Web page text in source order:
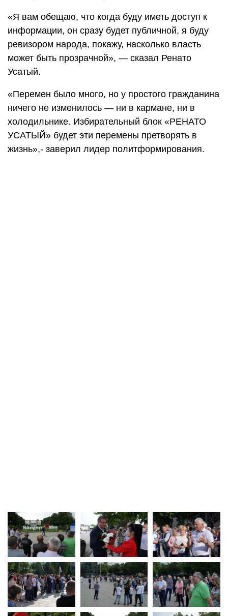
«Я вам обещаю, что когда буду иметь доступ к
информации, он сразу будет публичной, я буду
ревизором народа, покажу, насколько власть
может быть прозрачной», — сказал Ренато
Усатый.
«Перемен было много, но у простого гражданина
ничего не изменилось — ни в кармане, ни в
холодильнике. Избирательный блок «РЕНАТО
УСАТЫЙ» будет эти перемены претворять в
жизнь»,- заверил лидер политформирования.